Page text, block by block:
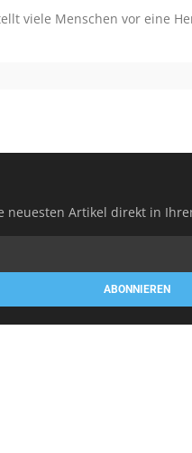
viele Menschen vor eine
neuesten Artikel direkt in
ABONNIEREN